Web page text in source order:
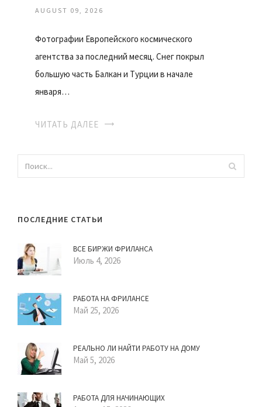
AUGUST 09, 2026
Фотографии Европейского космического
агентства за последний месяц. Снег покрыл
большую часть Балкан и Турции в начале
января…
ЧИТАТЬ ДАЛЕЕ
ПОСЛЕДНИЕ СТАТЬИ
ВСЕ БИРЖИ ФРИЛАНСА
Июль 4, 2026
РАБОТА НА ФРИЛАНСЕ
Май 25, 2026
РЕАЛЬНО ЛИ НАЙТИ РАБОТУ НА ДОМУ
Май 5, 2026
РАБОТА ДЛЯ НАЧИНАЮЩИХ